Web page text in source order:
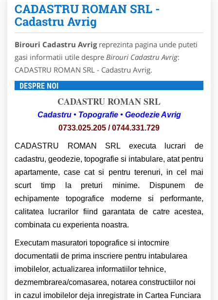
CADASTRU ROMAN SRL -
Cadastru Avrig
Birouri Cadastru Avrigreprezinta pagina unde puteti
gasi informatii utile despre Birouri Cadastru Avrig:
CADASTRU ROMAN SRL - Cadastru Avrig.
DESPRE NOI
CADASTRU ROMAN SRL
Cadastru • Topografie • Geodezie Avrig
0733.025.205 / 0744.331.729
CADASTRU ROMAN SRL executa lucrari de
cadastru, geodezie, topografie si intabulare, atat pentru
apartamente, case cat si pentru terenuri, in cel mai
scurt timp la preturi minime. Dispunem de
echipamente topografice moderne si performante,
calitatea lucrarilor fiind garantata de catre acestea,
combinata cu experienta noastra.
Executam masuratori topografice si intocmire
documentatii de prima inscriere pentru intabularea
imobilelor, actualizarea informatiilor tehnice,
dezmembrarea/comasarea, notarea constructiilor noi
in cazul imobilelor deja inregistrate in Cartea Funciara